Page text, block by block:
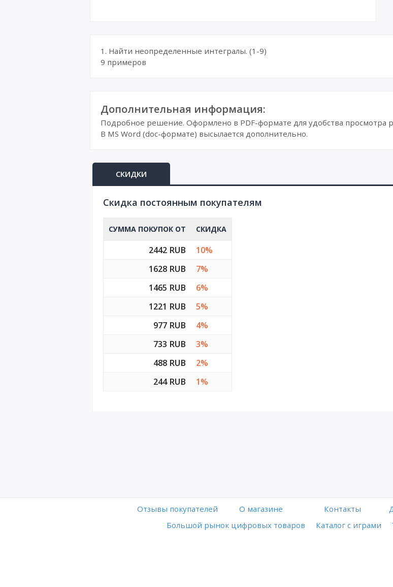
1. Найти неопределенные интегралы. (1-9)
9 примеров
Дополнительная информация:
Подробное решение. Оформлено в PDF-формате для удобства
В MS Word (doc-формате) высылается дополнительно.
СКИДКИ
Cкидка постоянным покупателям
СУММА ПОКУПОК ОТ СКИДКА
2442 RUB
10%
1628 RUB
7%
1465 RUB
6%
1221 RUB
5%
977 RUB
4%
733 RUB
3%
488 RUB
2%
244 RUB
1%
Отзывы покупателей O магазине Контакты
Большой рынок цифровых товаров
Каталог с играми